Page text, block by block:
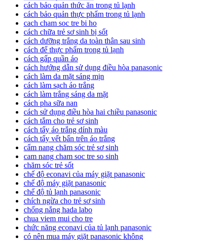
cách bảo quản thức ăn trong tủ lạnh
cách bảo quản thực phẩm trong tủ lạnh
cach cham soc tre bi ho
cách chữa trẻ sơ sinh bị sốt
cách dưỡng trắng da toàn thân sau sinh
cách để thực phẩm trong tủ lạnh
cách gấp quần áo
cách hướng dẫn sử dụng điều hòa panasonic
cách làm da mặt sáng mịn
cách làm sạch áo trắng
cách làm trắng sáng da mặt
cách pha sữa nan
cách sử dụng điều hòa hai chiều panasonic
cách tắm cho trẻ sơ sinh
cách tẩy áo trắng dính màu
cách tẩy vết bẩn trên áo trắng
cẩm nang chăm sóc trẻ sơ sinh
cam nang cham soc tre so sinh
chăm sóc trẻ sốt
chế độ econavi của máy giặt panasonic
chế độ máy giặt panasonic
chế độ tủ lạnh panasonic
chích ngừa cho trẻ sơ sinh
chống nắng hada labo
chua viem mui cho tre
chức năng econavi của tủ lạnh panasonic
có nên mua máy giặt panasonic không